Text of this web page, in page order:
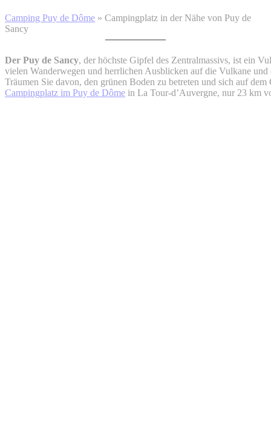
Camping Puy de Dôme » Campingplatz in der Nähe von Puy de
Sancy
Der Puy de Sancy, der höchste Gipfel des Zentralmassivs, ist ein
vielen Wanderwegen und herrlichen Ausblicken auf die Vulkane
Träumen Sie davon, den grünen Boden zu betreten und sich auf
Campingplatz im Puy de Dôme in La Tour-d’Auvergne, nur 23 km